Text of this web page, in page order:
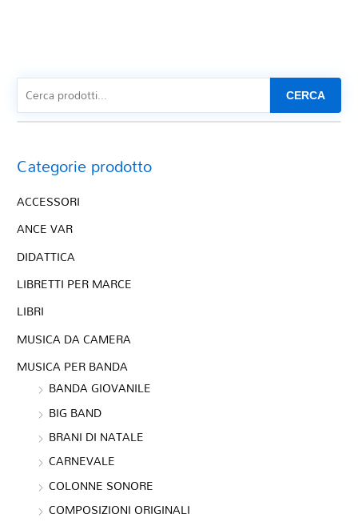
CERCA
Categorie prodotto
ACCESSORI
ANCE VAR
DIDATTICA
LIBRETTI PER MARCE
LIBRI
MUSICA DA CAMERA
MUSICA PER BANDA
BANDA GIOVANILE
BIG BAND
BRANI DI NATALE
CARNEVALE
COLONNE SONORE
COMPOSIZIONI ORIGINALI